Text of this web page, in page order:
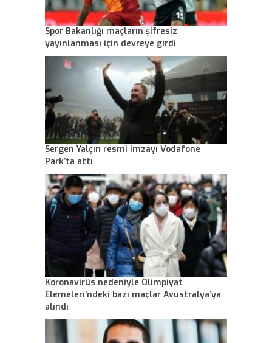
Spor Bakanlığı maçların şifresiz
yayınlanması için devreye girdi
Sergen Yalçın resmi imzayı Vodafone
Park’ta attı
Koronavirüs nedeniyle Olimpiyat
Elemeleri’ndeki bazı maçlar Avustralya’ya
alındı